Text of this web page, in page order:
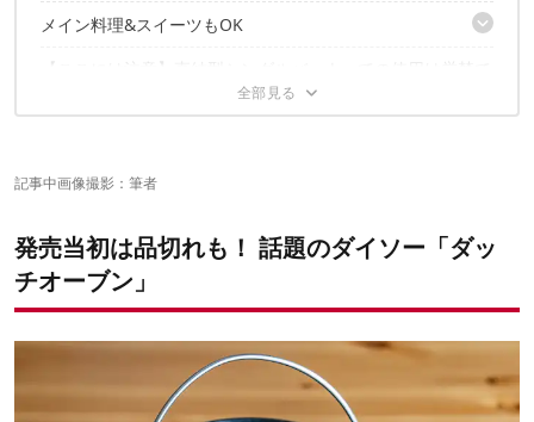
手に取りやすい価格
1.5合のお米が炊ける
使うのは、ダイソーアイテムだけ
ふっくら、おいしく炊き上がりました
メイン料理&スイーツもOK
サイズぴったり。焼きリンゴも作れます
✔️こちらの記事もチェック
記事中画像撮影：筆者
発売当初は品切れも！ 話題のダイソー「ダッ
チオーブン」